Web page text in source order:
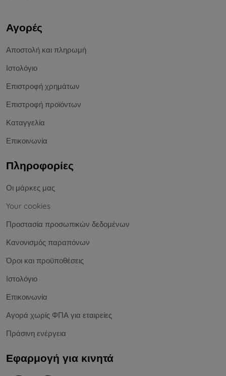
Αγορές
Αποστολή και πληρωμή
Ιστολόγιο
Επιστροφή χρημάτων
Επιστροφή προϊόντων
Καταγγελία
Επικοινωνία
Πληροφορίες
Οι μάρκες μας
Your cookies
Προστασία προσωπικών δεδομένων
Κανονισμός παραπόνων
Όροι και προϋποθέσεις
Ιστολόγιο
Επικοινωνία
Αγορά χωρίς ΦΠΑ για εταιρείες
Πράσινη ενέργεια
Εφαρμογή για κινητά